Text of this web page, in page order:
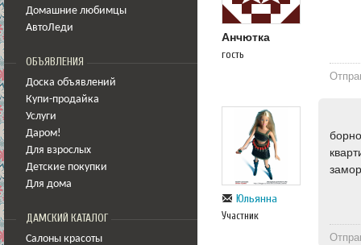
Домашние любимцы
АвтоЛеди
ОБЪЯВЛЕНИЯ
Доска объявлений
Купи-продайка
Услуги
Даром!
Для взрослых
Детские покупки
Для дома
ДАМСКИЙ КАТАЛОГ
Салоны красоты
Анчютка
гость
Юльянна
Участник